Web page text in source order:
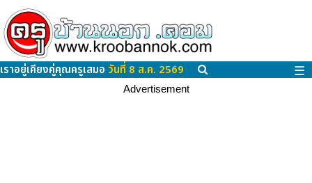
เราอยู่เคียงคู่คุณครูเสมอ วันที่ 8 ส.ค. 2569 ☰
Advertisement